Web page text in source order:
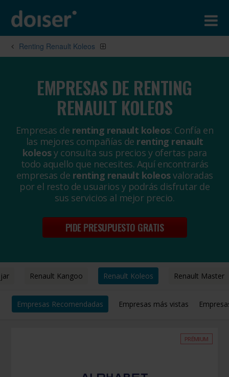
Renting Renault Koleos
EMPRESAS DE RENTING
RENAULT KOLEOS
Empresas de renting renault koleos: Confía en
las mejores compañías de renting renault
koleosy consulta sus precios y ofertas para
todo aquello que necesites. Aquí encontrarás
empresas de renting renault koleosvaloradas
por el resto de usuarios y podrás disfrutar de
sus servicios al mejor precio.
PIDE PRESUPUESTO GRATIS
Renault Kangoo Renault Koleos Renault Master
Empresas Recomendadas Empresas más vistas
PRÉMIUM